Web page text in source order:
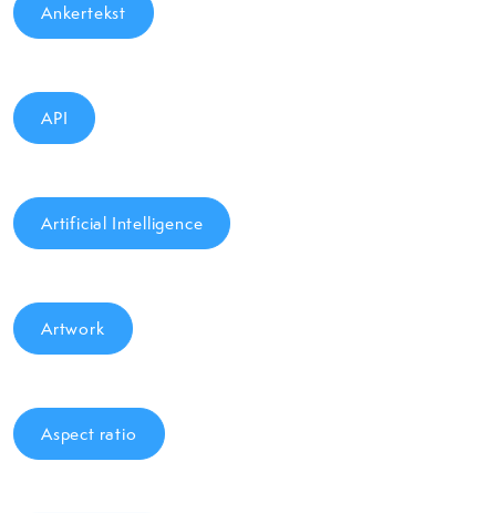
Ankertekst
API
Artificial Intelligence
Artwork
Aspect ratio